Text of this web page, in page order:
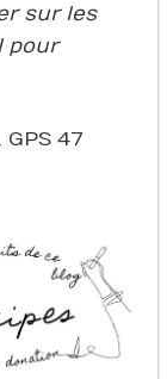
sur les
pour
47